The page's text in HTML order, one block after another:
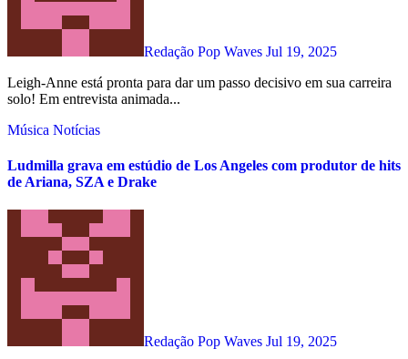
Redação Pop Waves Jul 19, 2025
Leigh-Anne está pronta para dar um passo decisivo em sua carreira
solo! Em entrevista animada...
Música Notícias
Ludmilla grava em estúdio de Los Angeles com produtor de hits
de Ariana, SZA e Drake
Redação Pop Waves Jul 19, 2025